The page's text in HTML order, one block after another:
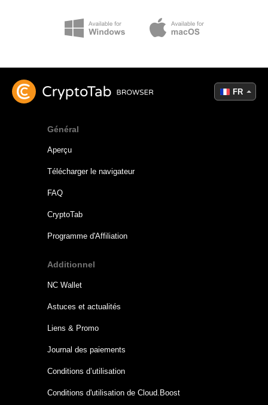
Général
Aperçu
Télécharger le navigateur
FAQ
CryptoTab
Programme d'Affiliation
Additionnel
NC Wallet
Astuces et actualités
Liens & Promo
Journal des paiements
Conditions d’utilisation
Conditions d'utilisation de Cloud.Boost
FR